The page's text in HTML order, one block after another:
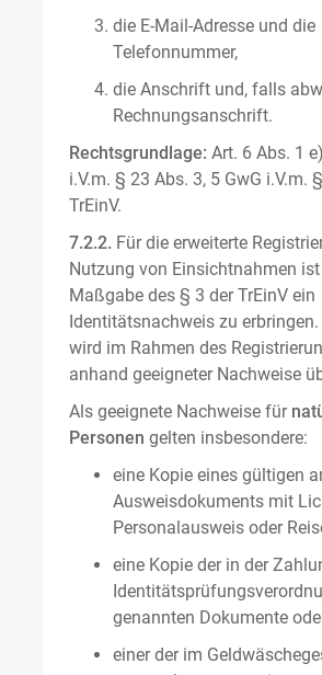
die E-Mail-Adresse und die
Telefonnummer,
die Anschrift und, falls
Rechnungsanschrift.
Rechtsgrundlage: Art. 6 Abs. 1
i.V.m. § 23 Abs. 3, 5 GwG i.V.m.
TrEinV.
7.2.2. Für die erweiterte
Nutzung von Einsichtnahmen
Maßgabe des § 3 der TrEinV ein
Identitätsnachweis zu
wird im Rahmen des
anhand geeigneter Nachweise
Als geeignete Nachweise für
Personen gelten insbesondere:
eine Kopie eines gültigen
Ausweisdokuments mit
Personalausweis oder
eine Kopie der in der
genannten Dokumente
einer der im